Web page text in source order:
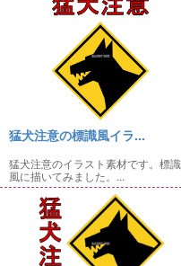
猛犬注意の標識風イラ...
猛犬注意のイラスト素材です。標識
風に描いてみました。...